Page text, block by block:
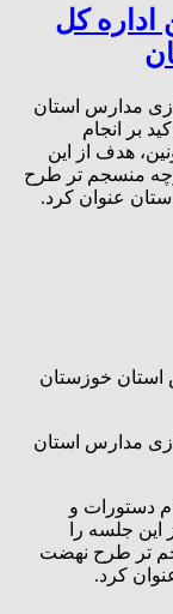
اداره کل
مدارس استان
بر انجام
هدف از این
منسجم تر طرح
عنوان کرد.
استان خوزستان
مدارس استان
دستورات و
جلسه را
تر طرح نهضت
کرد.